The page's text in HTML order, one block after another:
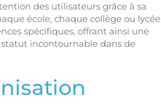
des utilisateurs grâce à sa
école, chaque collège ou lycée
spécifiques, offrant ainsi une
incontournable dans de